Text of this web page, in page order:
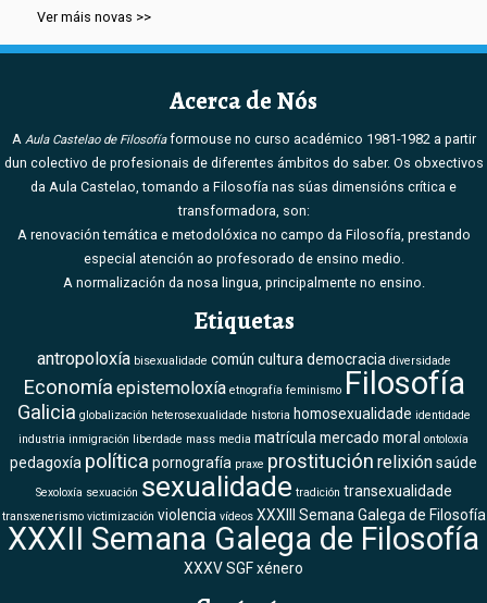
Ver máis novas >>
Acerca de Nós
A Aula Castelao de Filosofíaformouse no curso académico 1981-1982 a partir
dun colectivo de profesionais de diferentes ámbitos do saber. Os obxectivos
da Aula Castelao, tomando a Filosofía nas súas dimensións crítica e
transformadora, son:
A renovación temática e metodolóxica no campo da Filosofía, prestando
especial atención ao profesorado de ensino medio.
A normalización da nosa lingua, principalmente no ensino.
Etiquetas
antropoloxía bisexualidade común cultura democracia diversidade
Economía epistemoloxía etnografía feminismo Filosofía
Galicia globalización heterosexualidade historia homosexualidade identidade
industria inmigración liberdade mass media matrícula mercado moral ontoloxía
pedagoxía política pornografía praxe prostitución relixiónsaúde
Sexoloxía sexuación sexualidade tradición transexualidade
transxenerismo victimización violencia vídeos XXXIII Semana Galega de Filosofía
XXXII Semana Galega de Filosofía
XXXV SGFxénero